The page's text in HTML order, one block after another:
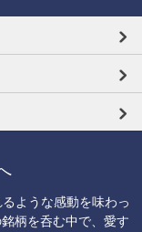
ような感動を味わっ
柄を呑む中で、愛す